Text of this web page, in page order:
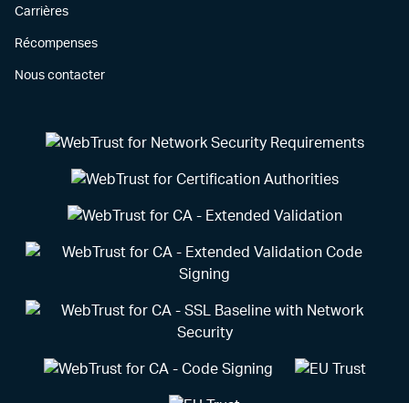
Carrières
Récompenses
Nous contacter